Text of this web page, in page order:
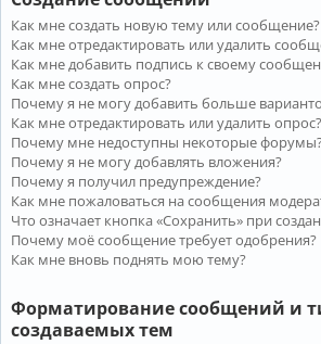
Как мне создать новую тему или сообщение?
Как мне отредактировать или удалить
Как мне добавить подпись к своему
Как мне создать опрос?
Почему я не могу добавить больше
Как мне отредактировать или удалить опрос?
Почему мне недоступны некоторые форумы?
Почему я не могу добавлять вложения?
Почему я получил предупреждение?
Как мне пожаловаться на сообщения
Что означает кнопка «Сохранить» при
Почему моё сообщение требует одобрения?
Как мне вновь поднять мою тему?
Форматирование сообщений и
создаваемых тем